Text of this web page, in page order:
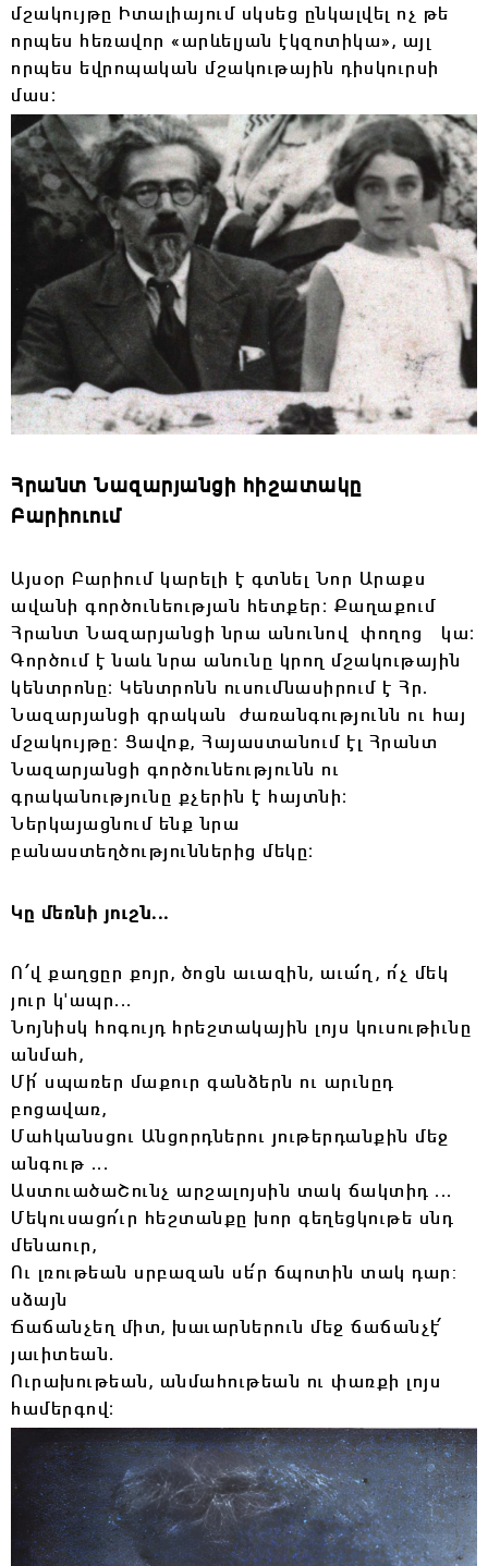
մշակույթը Իտալիայում սկսեց ընկալվել ոչ թե
որպես հեռավոր «արևելյան էկզոտիկա», այլ
որպես եվրոպական մշակութային դիսկուրսի
մաս։
Հրանտ Նազարյանցի հիշատակը
Բարիուում
Այսօր Բարիում կարելի է գտնել Նոր Արաքս
ավանի գործունեության հետքեր։ Քաղաքում
Հրանտ Նազարյանցի նրա անունով փողոց կա։
Գործում է նաև նրա անունը կրող մշակութային
կենտրոնը։ Կենտրոնն ուսումնասիրում է Հր․
Նազարյանցի գրական ժառանգությունն ու հայ
մշակույթը։ Ցավոք, Հայաստանում էլ Հրանտ
Նազարյանցի գործունեությունն ու
գրականությունը քչերին է հայտնի։
Ներկայացնում ենք նրա
բանաստեղծություններից մեկը։
Կը մեռնի յուշն...
Ո՛վ քաղցըր քոյր, ծոցն աւազին, աւա՜ղ, ո՛չ մեկ
յուր կ'ապր...
Նոյնիսկ հոգույդ հրեշտակային լոյս կուսութիւնը
անմահ,
Մի՛ սպառեր մաքուր գանձերն ու արւնըդ
բոցավառ,
Մահկանսցու Անցորդներու յութերդանքին մեջ
անգութ ...
ԱստուածաՇունչ արշալոյսին տակ ճակտիդ ...
Մեկուսացո՛ւր հեշտանքը խոր գեղեցկութե սնդ
մենաուր,
Ու լռութեան սրբազան սե՛ր ճպոտին տակ դար:
սձայն
Ճաճանչեղ միտ, խաւարներուն մեջ ճաճանչէ՛
յաւիտեան.
Ուրախութեան, անմահութեան ու փառքի լոյս
համերգով։